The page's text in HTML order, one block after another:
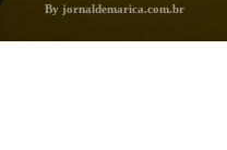
By jornaldemarica.com.br